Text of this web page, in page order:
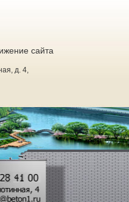
д. 4,
сайта